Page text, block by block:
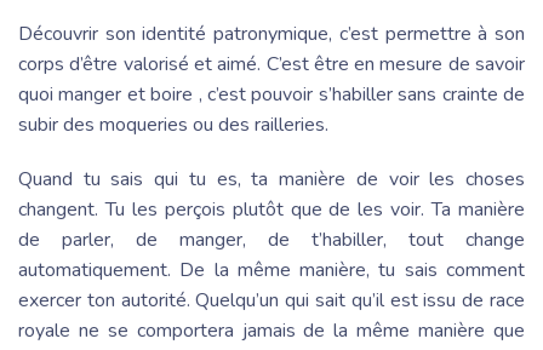
Découvrir son identité patronymique, c’est permettre à son
corps d’être valorisé et aimé. C’est être en mesure de savoir
quoi manger et boire , c’est pouvoir s’habiller sans crainte de
subir des moqueries ou des railleries.
Quand tu sais qui tu es, ta manière de voir les choses
changent. Tu les perçois plutôt que de les voir. Ta manière
de parler, de manger, de t’habiller, tout change
automatiquement. De la même manière, tu sais comment
exercer ton autorité. Quelqu’un qui sait qu’il est issu de race
royale ne se comportera jamais de la même manière que